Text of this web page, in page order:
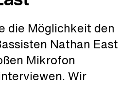
die Möglichkeit den
Nathan East
Mikrofon
Wir